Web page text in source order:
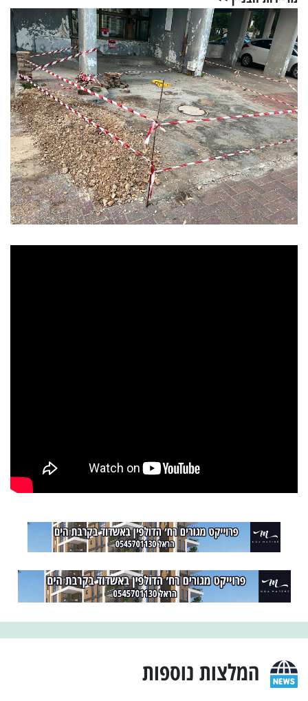
המלצות נוספות